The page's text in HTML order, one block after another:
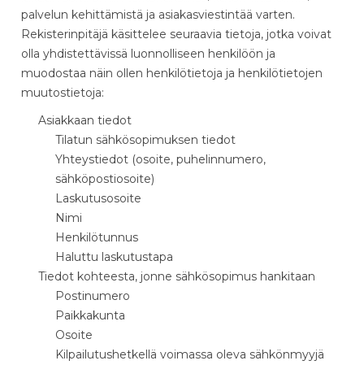
palvelun kehittämistä ja asiakasviestintää varten.
Rekisterinpitäjä käsittelee seuraavia tietoja, jotka voivat
olla yhdistettävissä luonnolliseen henkilöön ja
muodostaa näin ollen henkilötietoja ja henkilötietojen
muutostietoja:
Asiakkaan tiedot
Tilatun sähkösopimuksen tiedot
Yhteystiedot (osoite, puhelinnumero,
sähköpostiosoite)
Laskutusosoite
Nimi
Henkilötunnus
Haluttu laskutustapa
Tiedot kohteesta, jonne sähkösopimus hankitaan
Postinumero
Paikkakunta
Osoite
Kilpailutushetkellä voimassa oleva sähkönmyyjä